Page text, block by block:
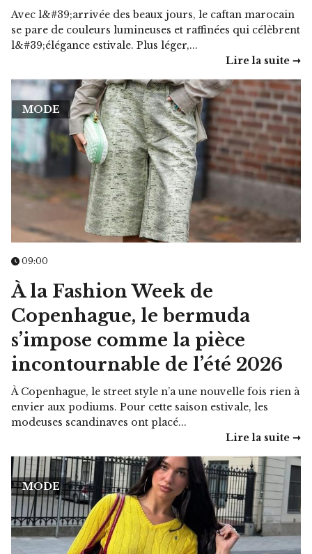
Avec l&#39;arrivée des beaux jours, le caftan marocain
se pare de couleurs lumineuses et raffinées qui célèbrent
l&#39;élégance estivale. Plus léger,...
Lire la suite ➞
MODE
09:00
À la Fashion Week de
Copenhague, le bermuda
s’impose comme la pièce
incontournable de l’été 2026
À Copenhague, le street style n’a une nouvelle fois rien à
envier aux podiums. Pour cette saison estivale, les
modeuses scandinaves ont placé...
Lire la suite ➞
MODE